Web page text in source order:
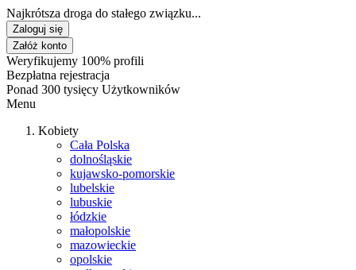
Najkrótsza droga do stałego związku...
Zaloguj się
Załóż konto
Weryfikujemy 100% profili
Bezpłatna rejestracja
Ponad 300 tysięcy Użytkowników
Menu
Kobiety
Cała Polska
dolnośląskie
kujawsko-pomorskie
lubelskie
lubuskie
łódzkie
małopolskie
mazowieckie
opolskie